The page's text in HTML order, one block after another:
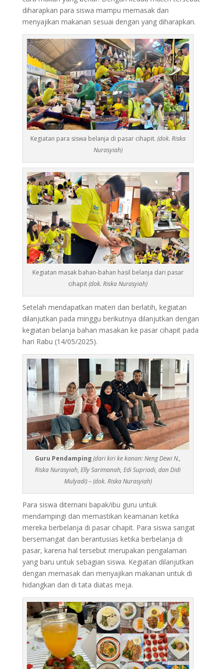
diharapkan para siswa mampu memasak dan
menyajikan makanan sesuai dengan yang diharapkan.
Kegiatan para siswa belanja di pasar cihapit. (dok. Riska
Nurasyiah)
Kegiatan masak bahan-bahan hasil belanja dari pasar
cihapit(dok. Riska Nurasyiah)
Setelah mendapatkan materi dan berlatih, kegiatan
dilanjutkan pada minggu berikutnya dilanjutkan dengan
kegiatan belanja bahan masakan ke pasar cihapit pada
hari Rabu (14/05/2025).
Guru Pendamping(dari kiri ke kanan: Neng Dewi N.,
Riska Nurasyiah, Elly Sarimanah, Edi Supriadi, dan Didi
Mulyadi) – (dok. Riska Nurasyiah)
Para siswa ditemani bapak/ibu guru untuk
mendampingi dan memastikan keamanan ketika
mereka berbelanja di pasar cihapit. Para siswa sangat
bersemangat dan berantusias ketika berbelanja di
pasar, karena hal tersebut merupakan pengalaman
yang baru untuk sebagian siswa. Kegiatan dilanjutkan
dengan memasak dan menyajikan makanan untuk di
hidangkan dan di tata diatas meja.